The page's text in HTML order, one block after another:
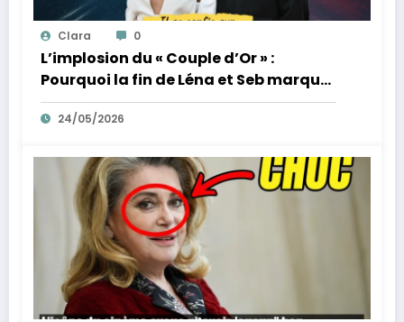
Clara 0
L’implosion du « Couple d’Or » :
Pourquoi la fin de Léna et Seb marque
la fin de l’innocence sur YouTube
24/05/2026